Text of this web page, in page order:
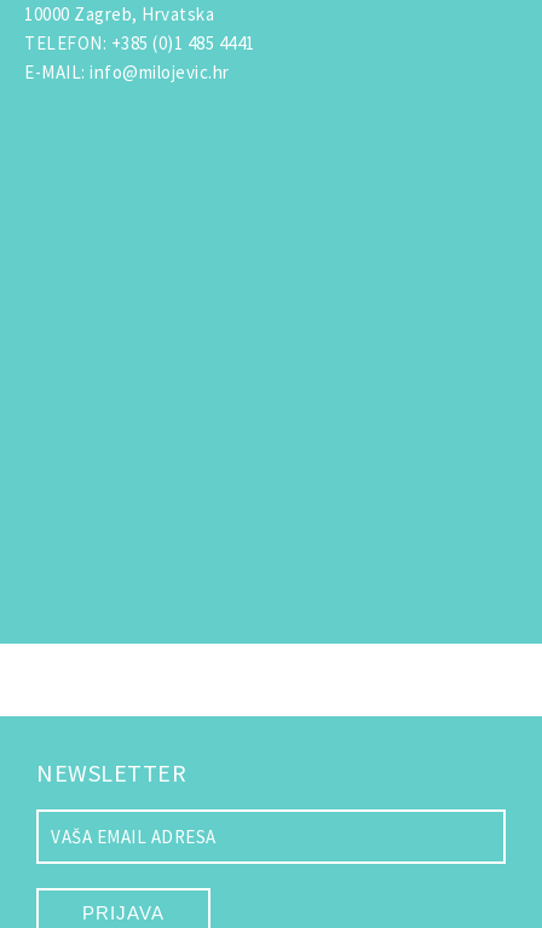
10000 Zagreb, Hrvatska
TELEFON: +385 (0)1 485 4441
E-MAIL: info@milojevic.hr
NEWSLETTER
PRIJAVA